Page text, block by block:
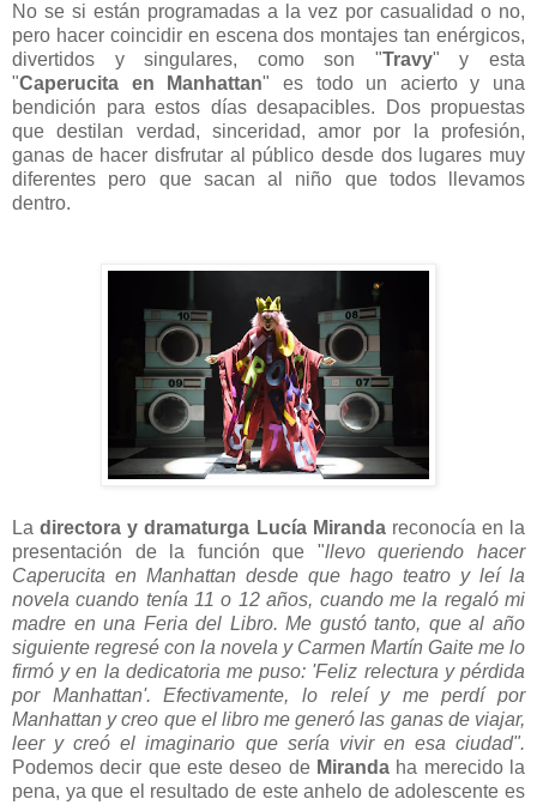
No se si están programadas a la vez por casualidad o no,
pero hacer coincidir en escena dos montajes tan enérgicos,
divertidos y singulares, como son "Travy" y esta
"Caperucita en Manhattan" es todo un acierto y una
bendición para estos días desapacibles. Dos propuestas
que destilan verdad, sinceridad, amor por la profesión,
ganas de hacer disfrutar al público desde dos lugares muy
diferentes pero que sacan al niño que todos llevamos
dentro.
Ladirectora y dramaturga Lucía Mirandareconocía en la
presentación de la función que "llevo queriendo hacer
Caperucita en Manhattan desde que hago teatro y leí la
novela cuando tenía 11 o 12 años, cuando me la regaló mi
madre en una Feria del Libro. Me gustó tanto, que al año
siguiente regresé con la novela y Carmen Martín Gaite me lo
firmó y en la dedicatoria me puso: 'Feliz relectura y pérdida
por Manhattan'. Efectivamente, lo releí y me perdí por
Manhattan y creo que el libro me generó las ganas de viajar,
leer y creó el imaginario que sería vivir en esa ciudad".
Podemos decir que este deseo de Miranda ha merecido la
pena, ya que el resultado de este anhelo de adolescente es